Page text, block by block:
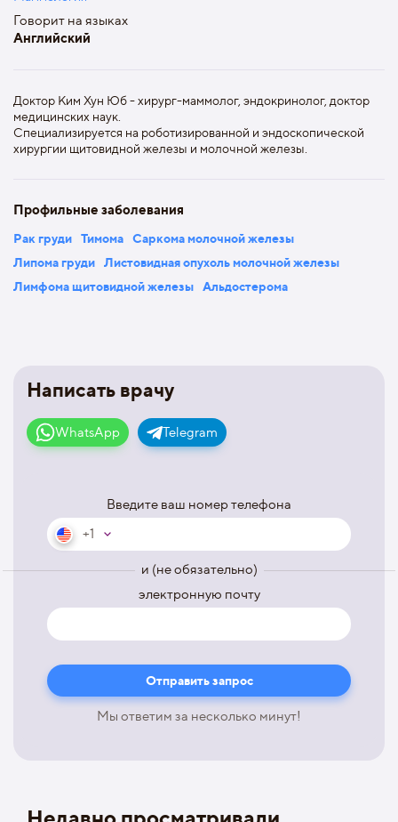
Написать врачу
WhatsApp Telegram
Введите ваш номер телефона
+1
и (не обязательно)
электронную почту
Мы ответим за несколько минут!
Говорит на языках
Английский
Доктор Ким Хун Юб - хирург-маммолог, эндокринолог, доктор
медицинских наук.
Специализируется на роботизированной и эндоскопической
хирургии щитовидной железы и молочной железы.
Профильные заболевания
Рак груди Тимома Саркома молочной железы
Липома груди Листовидная опухоль молочной железы
Лимфома щитовидной железы Альдостерома